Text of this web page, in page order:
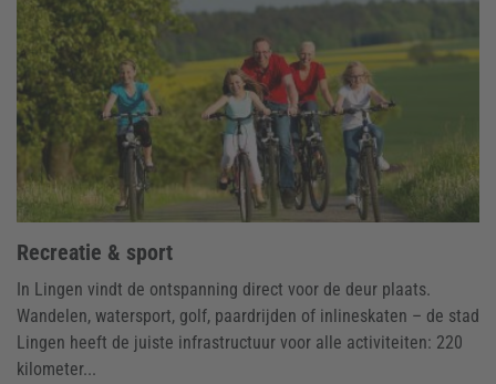
Recreatie & sport
In Lingen vindt de ontspanning direct voor de deur plaats.
Wandelen, watersport, golf, paardrijden of inlineskaten – de stad
Lingen heeft de juiste infrastructuur voor alle activiteiten: 220
kilometer...